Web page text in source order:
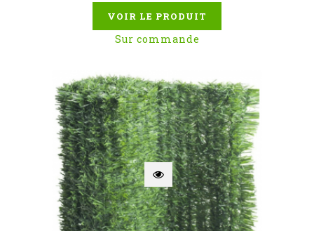
VOIR LE PRODUIT
Sur commande